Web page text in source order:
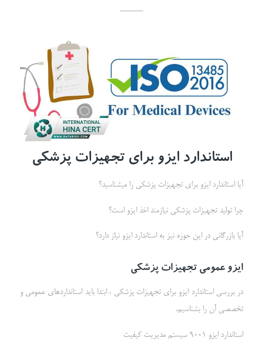
استاندارد ایزو برای تجهیزات پزشکی
آیا استاندارد ایزو برای تجهیزات پزشکی را میشناسید؟
چرا تولید تجهیزات پزشکی نیازمند اخذ ایزو است؟
آیا بازرگانی در این حوزه نیز به استاندارد ایزو نیاز دارد؟
ایزو عمومی تجهیزات پزشکی
در بررسی استاندارد ایزو برای تجهیزات پزشکی ، ابتدا باید استانداردهای عمومی و
تخصصی آن را بشناسیم.
استاندارد ایزو 9001 سیستم مدیریت کیفیت